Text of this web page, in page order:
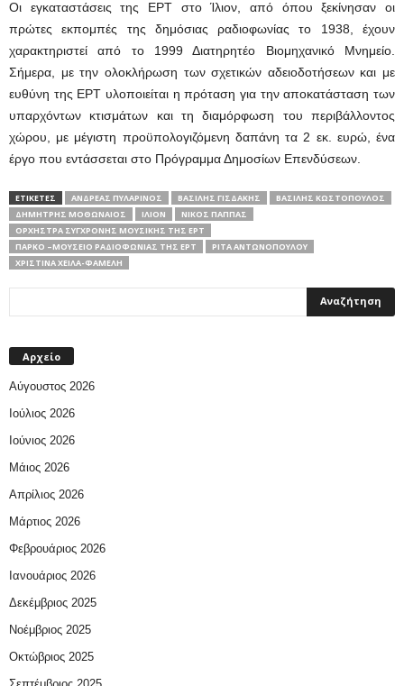
Οι εγκαταστάσεις της ΕΡΤ στο Ίλιον, από όπου ξεκίνησαν οι
πρώτες εκπομπές της δημόσιας ραδιοφωνίας το 1938, έχουν
χαρακτηριστεί από το 1999 Διατηρητέο Βιομηχανικό Μνημείο.
Σήμερα, με την ολοκλήρωση των σχετικών αδειοδοτήσεων και με
ευθύνη της ΕΡΤ υλοποιείται η πρόταση για την αποκατάσταση των
υπαρχόντων κτισμάτων και τη διαμόρφωση του περιβάλλοντος
χώρου, με μέγιστη προϋπολογιζόμενη δαπάνη τα 2 εκ. ευρώ, ένα
έργο που εντάσσεται στο Πρόγραμμα Δημοσίων Επενδύσεων.
ΕΤΙΚΕΤΕΣ ΑΝΔΡΈΑΣ ΠΥΛΑΡΙΝΌΣ ΒΑΣΊΛΗΣ ΓΙΣΔΆΚΗΣ
ΒΑΣΊΛΗΣ ΚΩΣΤΌΠΟΥΛΟΣ
ΔΗΜΉΤΡΗΣ ΜΟΘΩΝΑΊΟΣ
ΊΛΙΟΝ
ΝΊΚΟΣ ΠΑΠΠΆΣ
ΟΡΧΉΣΤΡΑ ΣΎΓΧΡΟΝΗΣ ΜΟΥΣΙΚΉΣ ΤΗΣ ΕΡΤ
ΠΆΡΚΟ –ΜΟΥΣΕΊΟ ΡΑΔΙΟΦΩΝΊΑΣ ΤΗΣ ΕΡΤ
ΡΊΤΑ ΑΝΤΩΝΟΠΟΎΛΟΥ
ΧΡΙΣΤΊΝΑ ΧΕΙΛΆ-ΦΑΜΈΛΗ
Αρχείο
Αύγουστος 2026
Ιούλιος 2026
Ιούνιος 2026
Μάιος 2026
Απρίλιος 2026
Μάρτιος 2026
Φεβρουάριος 2026
Ιανουάριος 2026
Δεκέμβριος 2025
Νοέμβριος 2025
Οκτώβριος 2025